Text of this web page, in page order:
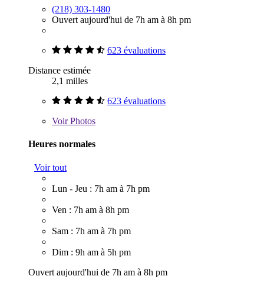
(218) 303-1480
Ouvert aujourd'hui de 7h am à 8h pm
623 évaluations
Distance estimée
2,1 milles
623 évaluations
VoirPhotos
Heures normales
Voir tout
Lun - Jeu : 7h am à 7h pm
Ven : 7h am à 8h pm
Sam : 7h am à 7h pm
Dim : 9h am à 5h pm
Ouvert aujourd'hui de 7h am à 8h pm